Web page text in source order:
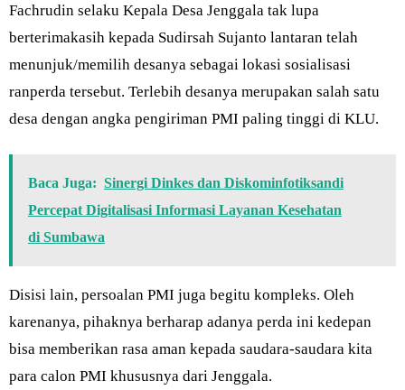
Fachrudin selaku Kepala Desa Jenggala tak lupa
berterimakasih kepada Sudirsah Sujanto lantaran telah
menunjuk/memilih desanya sebagai lokasi sosialisasi
ranperda tersebut. Terlebih desanya merupakan salah satu
desa dengan angka pengiriman PMI paling tinggi di KLU.
Baca Juga: Sinergi Dinkes dan Diskominfotiksandi
Percepat Digitalisasi Informasi Layanan Kesehatan
di Sumbawa
Disisi lain, persoalan PMI juga begitu kompleks. Oleh
karenanya, pihaknya berharap adanya perda ini kedepan
bisa memberikan rasa aman kepada saudara-saudara kita
para calon PMI khususnya dari Jenggala.